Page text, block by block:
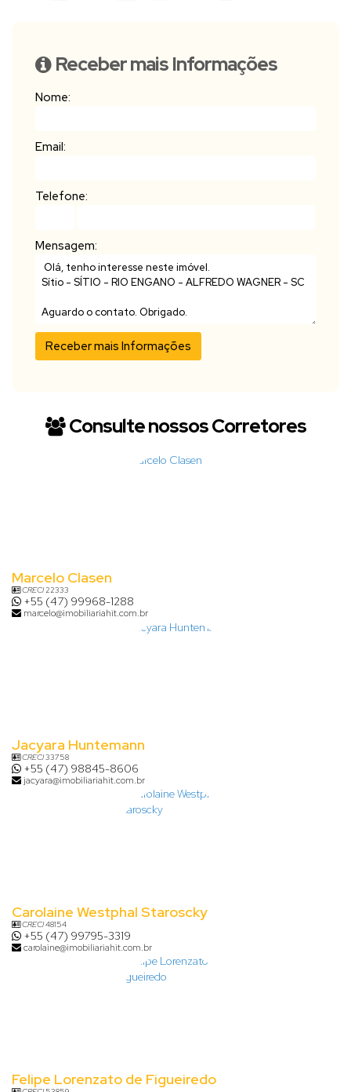
Receber mais Informações
Nome:
Email:
Telefone:
Mensagem:
Consulte nossos Corretores
Marcelo Clasen
CRECI22333
+55 (47) 99968-1288
marcelo@imobiliariahit.com.br
Jacyara Huntemann
CRECI33758
+55 (47) 98845-8606
jacyara@imobiliariahit.com.br
Carolaine Westphal Staroscky
CRECI48154
+55 (47) 99795-3319
carolaine@imobiliariahit.com.br
Felipe Lorenzato de Figueiredo